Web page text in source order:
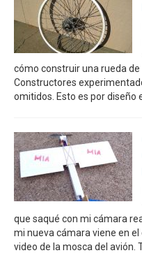
cómo construir una rueda de
Constructores
omitidos. Esto es por diseño
que saqué con mi cámara
mi nueva cámara viene en
video de la mosca del avión.